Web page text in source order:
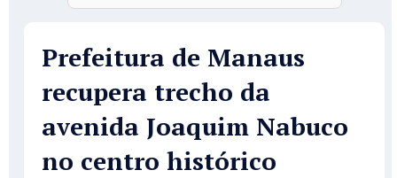
Prefeitura de Manaus
recupera trecho da
avenida Joaquim Nabuco
no centro histórico